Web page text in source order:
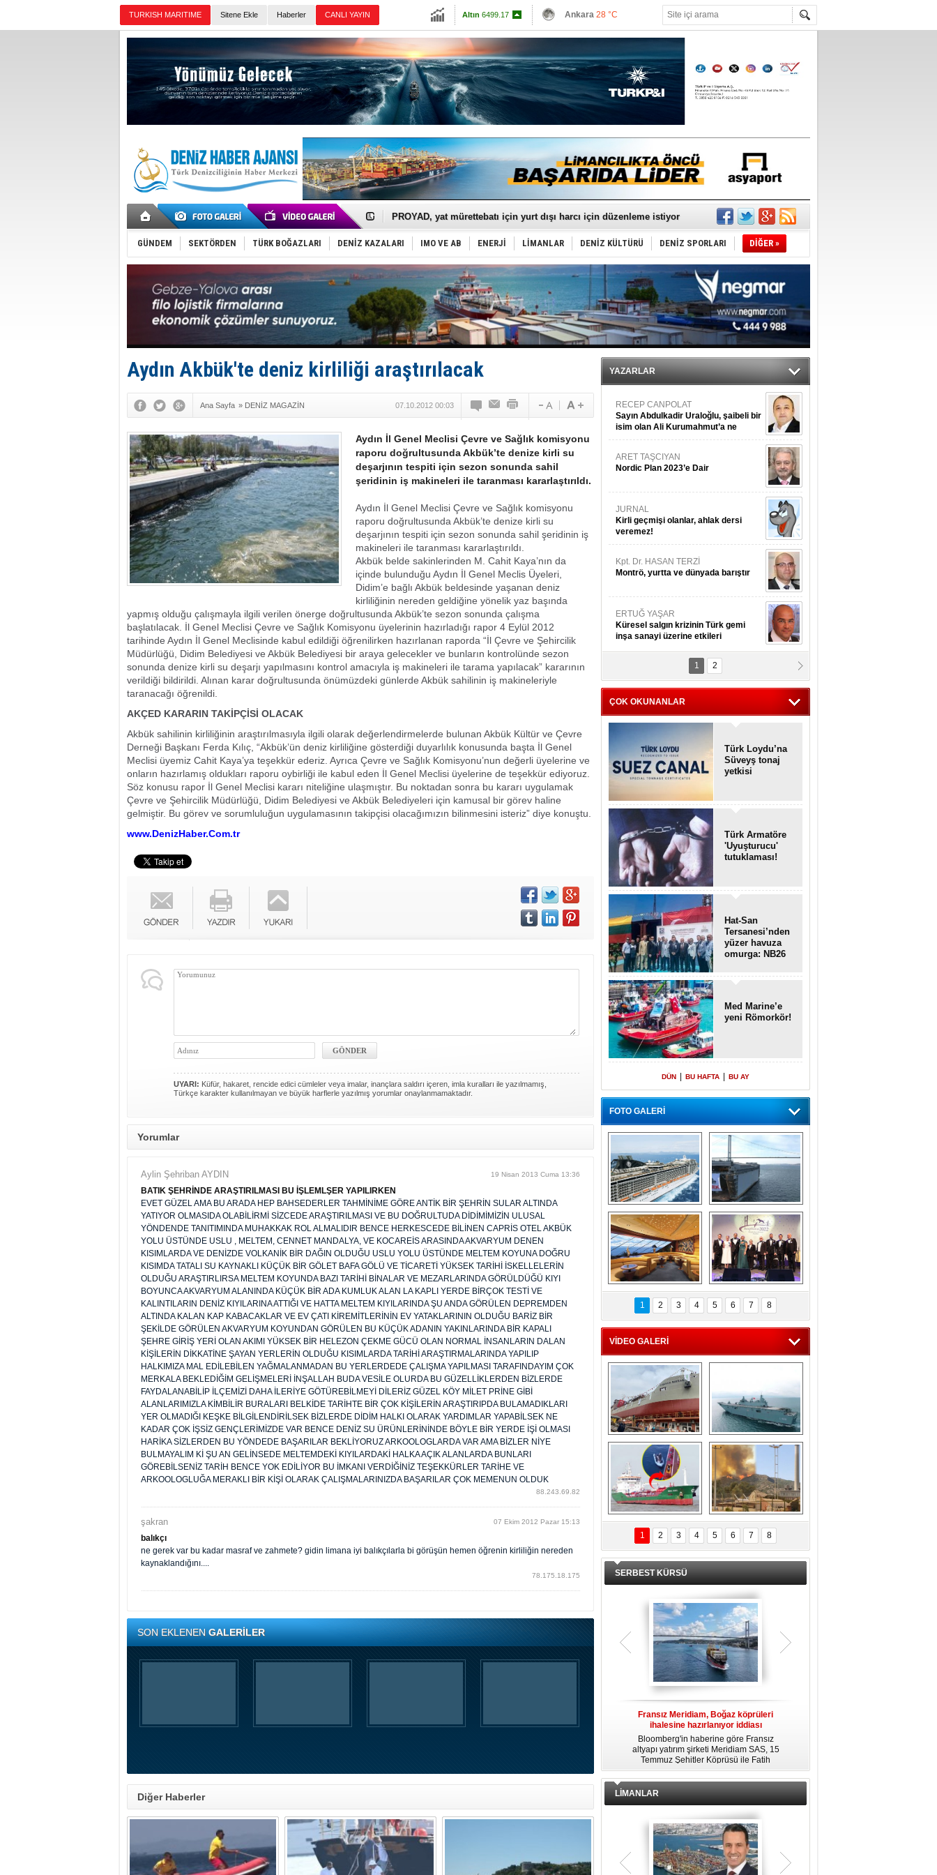
TURKISH MARITIME Sitene Ekle Haberler CANLI YAYIN
Altın 6499.17
Euro54.9515
Ankara 28 °C
Antalya28 °C
Muğla 29 °C
Çanakkale 29 °C
İTU AUV, Dünya’da 2. oldu!
PROYAD, yat mürettebatı için yurt dışı harcı için düzenleme istiyor
Türkiye-Irak enerji hattında yeni dönem başlıyor
Türk Armatöre 'Uyuşturucu' tutuklaması!
Deniz turizminde yeni ‘Ceza Rejimi’!
DÖDER, 28. Dönem Yönetim Kurulu Başkanını seçti!
Fairline, Türkiye’de ‘SoleMarin’i seçti
Baltık Denizi'nde tarih yazıldı!
Runit kubbesi okyanusun derinliklerinde halkı tehdit ediyor
Limana dadandılar, 10 tekneyi soydular!
Türk Loydu’na Süveyş tonaj yetkisi
Hüseyin Mengi: “Yapay Zekâ, Ustanın yerini alamaz”
Hat-San Tersanesi’nden yüzer havuza omurga: NB26
Med Marine’e yeni Römorkör!
GÜNDEM SEKTÖRDEN TÜRK BOĞAZLARI DENİZ KAZALARI IMO VE AB ENERJİ LİMANLAR DENİZ KÜLTÜRÜ DENİZ SPORLARI DİĞER »
Aydın Akbük'te deniz kirliliği araştırılacak
Ana Sayfa » DENİZ MAGAZİN 07.10.2012 00:03
Aydın İl Genel Meclisi Çevre ve Sağlık komisyonu
raporu doğrultusunda Akbük’te denize kirli su
deşarjının tespiti için sezon sonunda sahil
şeridinin iş makineleri ile taranması kararlaştırıldı.
Aydın İl Genel Meclisi Çevre ve Sağlık komisyonu
raporu doğrultusunda Akbük’te denize kirli su
deşarjının tespiti için sezon sonunda sahil şeridinin iş
makineleri ile taranması kararlaştırıldı.
Akbük belde sakinlerinden M. Cahit Kaya’nın da
içinde bulunduğu Aydın İl Genel Meclis Üyeleri,
Didim’e bağlı Akbük beldesinde yaşanan deniz
kirliliğinin nereden geldiğine yönelik yaz başında
yapmış olduğu çalışmayla ilgili verilen önerge doğrultusunda Akbük’te sezon sonunda çalışma
başlatılacak. İl Genel Meclisi Çevre ve Sağlık Komisyonu üyelerinin hazırladığı rapor 4 Eylül 2012
tarihinde Aydın İl Genel Meclisinde kabul edildiği öğrenilirken hazırlanan raporda “İl Çevre ve Şehircilik
Müdürlüğü, Didim Belediyesi ve Akbük Belediyesi bir araya gelecekler ve bunların kontrolünde sezon
sonunda denize kirli su deşarjı yapılmasını kontrol amacıyla iş makineleri ile tarama yapılacak” kararının
verildiği bildirildi. Alınan karar doğrultusunda önümüzdeki günlerde Akbük sahilinin iş makineleriyle
taranacağı öğrenildi.
AKÇED KARARIN TAKİPÇİSİ OLACAK
Akbük sahilinin kirliliğinin araştırılmasıyla ilgili olarak değerlendirmelerde bulunan Akbük Kültür ve Çevre
Derneği Başkanı Ferda Kılıç, “Akbük’ün deniz kirliliğine gösterdiği duyarlılık konusunda başta İl Genel
Meclisi üyemiz Cahit Kaya’ya teşekkür ederiz. Ayrıca Çevre ve Sağlık Komisyonu’nun değerli üyelerine ve
onların hazırlamış oldukları raporu oybirliği ile kabul eden İl Genel Meclisi üyelerine de teşekkür ediyoruz.
Söz konusu rapor İl Genel Meclisi kararı niteliğine ulaşmıştır. Bu noktadan sonra bu kararı uygulamak
Çevre ve Şehircilik Müdürlüğü, Didim Belediyesi ve Akbük Belediyeleri için kamusal bir görev haline
gelmiştir. Bu görev ve sorumluluğun uygulamasının takipçisi olacağımızın bilinmesini isteriz” diye konuştu.
www.DenizHaber.Com.tr
UYARI: Küfür, hakaret, rencide edici cümleler veya imalar, inançlara saldırı içeren, imla kuralları ile yazılmamış,
Türkçe karakter kullanılmayan ve büyük harflerle yazılmış yorumlar onaylanmamaktadır.
Yorumlar
Aylin Şehriban AYDIN 19 Nisan 2013 Cuma 13:36
BATIK ŞEHRİNDE ARAŞTIRILMASI BU İŞLEMLŞER YAPILIRKEN
EVET GÜZEL AMA BU ARADA HEP BAHSEDERLER TAHMİNİME GÖRE ANTİK BİR ŞEHRİN SULAR ALTINDA
YATIYOR OLMASIDA OLABİLİRMİ SİZCEDE ARAŞTIRILMASI VE BU DOĞRULTUDA DİDİMİMİZİN ULUSAL
YÖNDENDE TANITIMINDA MUHAKKAK ROL ALMALIDIR BENCE HERKESCEDE BİLİNEN CAPRİS OTEL AKBÜK
YOLU ÜSTÜNDE USLU , MELTEM, CENNET MANDALYA, VE KOCAREİS ARASINDA AKVARYUM DENEN
KISIMLARDA VE DENİZDE VOLKANİK BİR DAĞIN OLDUĞU USLU YOLU ÜSTÜNDE MELTEM KOYUNA DOĞRU
KISIMDA TATALI SU KAYNAKLI KÜÇÜK BİR GÖLET BAFA GÖLÜ VE TİCARETİ YÜKSEK TARİHİ İSKELLELERİN
OLDUĞU ARAŞTIRLIRSA MELTEM KOYUNDA BAZI TARİHİ BİNALAR VE MEZARLARINDA GÖRÜLDÜĞÜ KIYI
BOYUNCA AKVARYUM ALANINDA KÜÇÜK BİR ADA KUMLUK ALAN LA KAPLI YERDE BİRÇOK TESTİ VE
KALINTILARIN DENİZ KIYILARINA ATTIĞI VE HATTA MELTEM KIYILARINDA ŞU ANDA GÖRÜLEN DEPREMDEN
ALTINDA KALAN KAP KABACAKLAR VE EV ÇATI KİREMİTLERİNİN EV YATAKLARININ OLDUĞU BARİZ BİR
ŞEKİLDE GÖRÜLEN AKVARYUM KOYUNDAN GÖRÜLEN BU KÜÇÜK ADANIN YAKINLARINDA BİR KAPALI
ŞEHRE GİRİŞ YERİ OLAN AKIMI YÜKSEK BİR HELEZON ÇEKME GÜCÜ OLAN NORMAL İNSANLARIN DALAN
KİŞİLERİN DİKKATİNE ŞAYAN YERLERİN OLDUĞU KISIMLARDA TARİHİ ARAŞTIRMALARINDA YAPILIP
HALKIMIZA MAL EDİLEBİLEN YAĞMALANMADAN BU YERLERDEDE ÇALIŞMA YAPILMASI TARAFINDAYIM ÇOK
MERKALA BEKLEDİĞİM GELİŞMELERİ İNŞALLAH BUDA VESİLE OLURDA BU GÜZELLİKLERDEN BİZLERDE
FAYDALANABİLİP İLÇEMİZİ DAHA İLERİYE GÖTÜREBİLMEYİ DİLERİZ GÜZEL KÖY MİLET PRİNE GİBİ
ALANLARIMIZLA KİMBİLİR BURALARI BELKİDE TARİHTE BİR ÇOK KİŞİLERİN ARAŞTIRIPDA BULAMADIKLARI
YER OLMADIĞI KEŞKE BİLGİLENDİRİLSEK BİZLERDE DİDİM HALKI OLARAK YARDIMLAR YAPABİLSEK NE
KADAR ÇOK İŞSİZ GENÇLERİMİZDE VAR BENCE DENİZ SU ÜRÜNLERİNİNDE BÖYLE BİR YERDE İŞİ OLMASI
HARİKA SİZLERDEN BU YÖNDEDE BAŞARILAR BEKLİYORUZ ARKOOLOGLARDA VAR AMA BİZLER NİYE
BULMAYALIM Kİ ŞU AN GELİNSEDE MELTEMDEKİ KIYILARDAKİ HALKA AÇIK ALANLARDA BUNLARI
GÖREBİLSENİZ TARİH BENCE YOK EDİLİYOR BU İMKANI VERDİĞİNİZ TEŞEKKÜRLER TARİHE VE
ARKOOLOGLUĞA MERAKLI BİR KİŞİ OLARAK ÇALIŞMALARINIZDA BAŞARILAR ÇOK MEMENUN OLDUK
88.243.69.82
şakran 07 Ekim 2012 Pazar 15:13
balıkçı
ne gerek var bu kadar masraf ve zahmete? gidin limana iyi balıkçılarla bi görüşün hemen öğrenin kirliliğin nereden
kaynaklandığını....
78.175.18.175
SON EKLENENGALERİLER
Diğer Haberler
YAZARLAR
RECEP CANPOLAT
Sayın Abdulkadir Uraloğlu, şaibeli bir
isim olan Ali Kurumahmut’a ne
danışıyorsunuz?
ARET TAŞCIYAN
Nordic Plan 2023’e Dair
JURNAL
Kirli geçmişi olanlar, ahlak dersi
veremez!
Kpt. Dr. HASAN TERZİ
Montrö, yurtta ve dünyada barıştır
ERTUĞ YAŞAR
Küresel salgın krizinin Türk gemi
inşa sanayi üzerine etkileri
Kpt. MESUT AZMİ GÖKSOY
ithafen...
1 2
ÇOK OKUNANLAR
Türk Loydu’na
Süveyş tonaj
yetkisi
Türk Armatöre
'Uyuşturucu'
tutuklaması!
Hat-San
Tersanesi’nden
yüzer havuza
omurga: NB26
Med Marine’e
yeni Römorkör!
DÜN BU HAFTA BU AY
FOTO GALERİ
“Gemi içinde gemi”
konsepti ile MSC
Splendida
Dünyada tek!
Denizaltı yüzer
havuzu intikal
seyrine başladı
MSC'den 55 milyon
euroluk turizm geliri
müjdesi
5. Bosphorus Ship
Brokers Dinner,
İstanbul’da yapıldı
1 2 3 4 5 6 7 8
VİDEO GALERİ
Çeksan Tersanesi,
Başaran Bayrak
tankerini suya
indirdi
TCG Anadolu,
tersane teknik
seyrini tamamladı
Göçmenlerin
imdadına Türk
sahipli MINA DENIZ
yetişti
Milas’taki yangın
yeniden termik
santrallere doğru
ilerliyor
1 2 3 4 5 6 7 8
SERBEST KÜRSÜ
Fransız Meridiam, Boğaz köprüleri
ihalesine hazırlanıyor iddiası
Bloomberg'in haberine göre Fransız
altyapı yatırım şirketi Meridiam SAS, 15
Temmuz Şehitler Köprüsü ile Fatih
Sultan Mehmet Köprüsü'nün
özelleştirilmesine yönelik ihaleyle
zamanda kendi yat limanı, helikopter
pisti ve seçkin villaları da içeren koca
LİMANLAR